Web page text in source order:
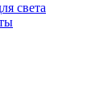
света